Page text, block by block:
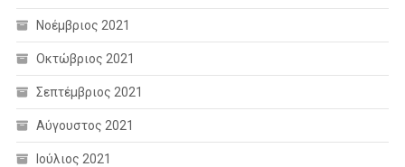
Νοέμβριος 2021
Οκτώβριος 2021
Σεπτέμβριος 2021
Αύγουστος 2021
Ιούλιος 2021